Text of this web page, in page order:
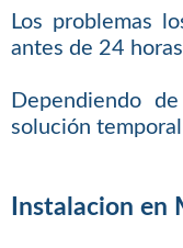
Los problemas
antes de 24
Dependiendo
solución
Instalacion en